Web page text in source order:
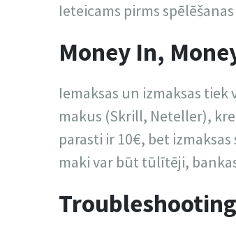
Ieteicams pirms
Money In,
Iemaksas un izmaksas
makus (Skrill, Neteller),
parasti ir 10€, bet
maki var būt tūlītēji,
Troubleshooting